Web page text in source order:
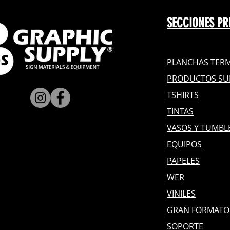
SECCIONES
PLANCHAS
PRODUCTOS
TSHIRTS
TINTAS
VASOS Y
EQUIPOS
PAPELES
WER
VINILES
GRAN FORMATO
SOPORTE